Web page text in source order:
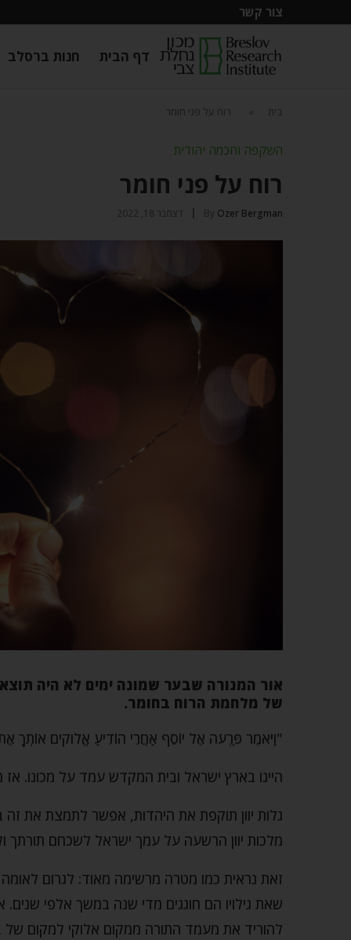
צור קשר
דף הבית חנות ברסלב
בית רוח על פני חומר
השקפה וחכמה יהודית
רוח על פני חומר
By Ozer Bergman דצמבר 18, 2022
אור המנורה שבער שמונה ימים לא היה
של מלחמת הרוח בחומר.
"וַיֹּאמֶר פַּרְעֹה אֶל יוֹסֵף אַחֲרֵי הוֹדִיעַ אֱלֹוקים אוֹתְךָ
היינו בארץ ישראל ובית המקדש עמד על מכונו. אז
גלות יוון תוקפת את היהדות, אפשר לתמצת את
מלכות יוון הרשעה על עמך ישראל לשכחם תורתך
זאת נראית כמו מטרה מרשימה מאוד: לגרום
שאת גילויו הם חוגגים מדי שנה במשך אלפי
להוריד את מעמד התורה ממקום אלוקי למקום